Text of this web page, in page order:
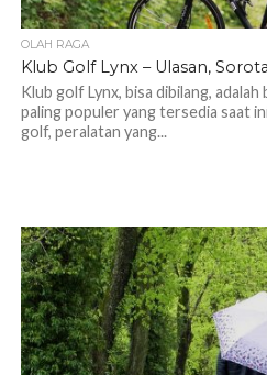
OLAH RAGA
Klub Golf Lynx – Ulasan,
Klub golf Lynx, bisa dibilang,
paling populer yang tersedia saat
golf, peralatan yang...